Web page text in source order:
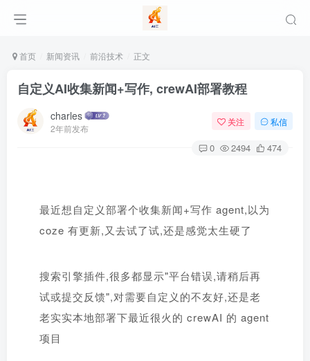
首页 新闻资讯 前沿技术 正文
自定义AI收集新闻+写作, crewAI部署教程
charles
2年前发布
关注 私信
0 2494 474
最近想自定义部署个收集新闻+写作 agent,以为
coze 有更新,又去试了试,还是感觉太生硬了
搜索引擎插件,很多都显示"平台错误,请稍后再
试或提交反馈",对需要自定义的不友好,还是老
老实实本地部署下最近很火的 crewAI 的 agent
项目